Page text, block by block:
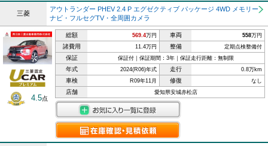
三菱
アウトランダー PHEV 2.4 P エグゼクティブ パッケージ 4WD メモリー
ナビ・フルセグTV・全周囲カメラ
4.5点
総額 569.4万円 車両 558万円
諸費用 11.4万円 整備 定期点検整備付
保証 保証付｜保証期間：3年｜保証走行距離：無制限
年式 2024(R06)年式 走行 0.8万km
車検 R09年11月 修復 なし
店舗 愛知県安城赤松店